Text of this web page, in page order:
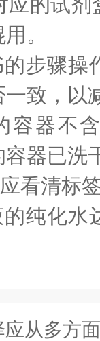
。
步骤操
致，以
容器不
器已洗
看清标
纯化水
应从多方